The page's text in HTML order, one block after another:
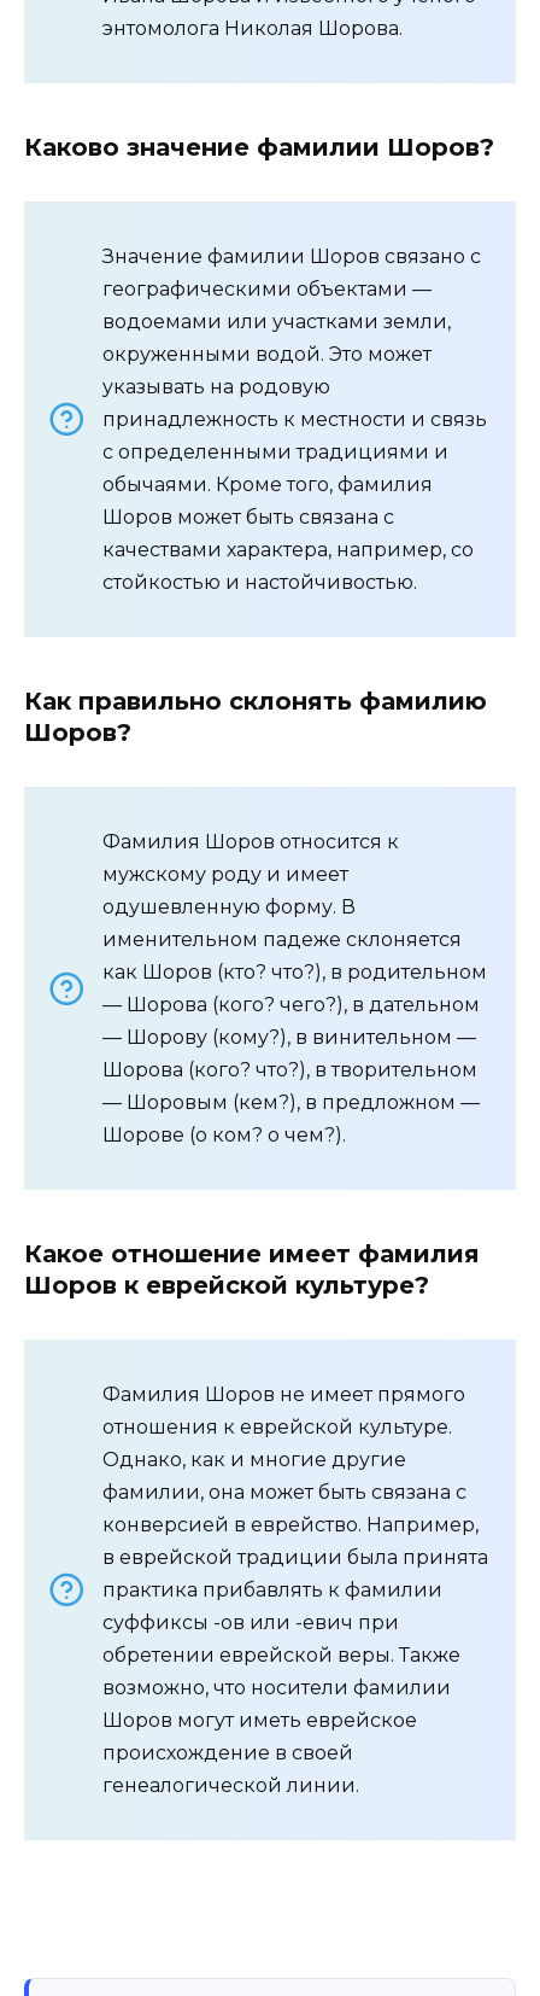
энтомолога Николая Шорова.
Каково значение фамилии Шоров?
Значение фамилии Шоров связано с
географическими объектами —
водоемами или участками земли,
окруженными водой. Это может
указывать на родовую
принадлежность к местности и связь
с определенными традициями и
обычаями. Кроме того, фамилия
Шоров может быть связана с
качествами характера, например, со
стойкостью и настойчивостью.
Как правильно склонять фамилию
Шоров?
Фамилия Шоров относится к
мужскому роду и имеет
одушевленную форму. В
именительном падеже склоняется
как Шоров (кто? что?), в родительном
— Шорова (кого? чего?), в дательном
— Шорову (кому?), в винительном —
Шорова (кого? что?), в творительном
— Шоровым (кем?), в предложном —
Шорове (о ком? о чем?).
Какое отношение имеет фамилия
Шоров к еврейской культуре?
Фамилия Шоров не имеет прямого
отношения к еврейской культуре.
Однако, как и многие другие
фамилии, она может быть связана с
конверсией в еврейство. Например,
в еврейской традиции была принята
практика прибавлять к фамилии
суффиксы -ов или -евич при
обретении еврейской веры. Также
возможно, что носители фамилии
Шоров могут иметь еврейское
происхождение в своей
генеалогической линии.